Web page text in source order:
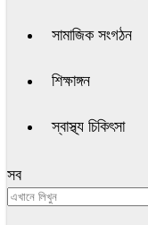
সামাজিক সংগঠন
শিক্ষাঙ্গন
স্বাস্থ্য চিকিৎসা
সব